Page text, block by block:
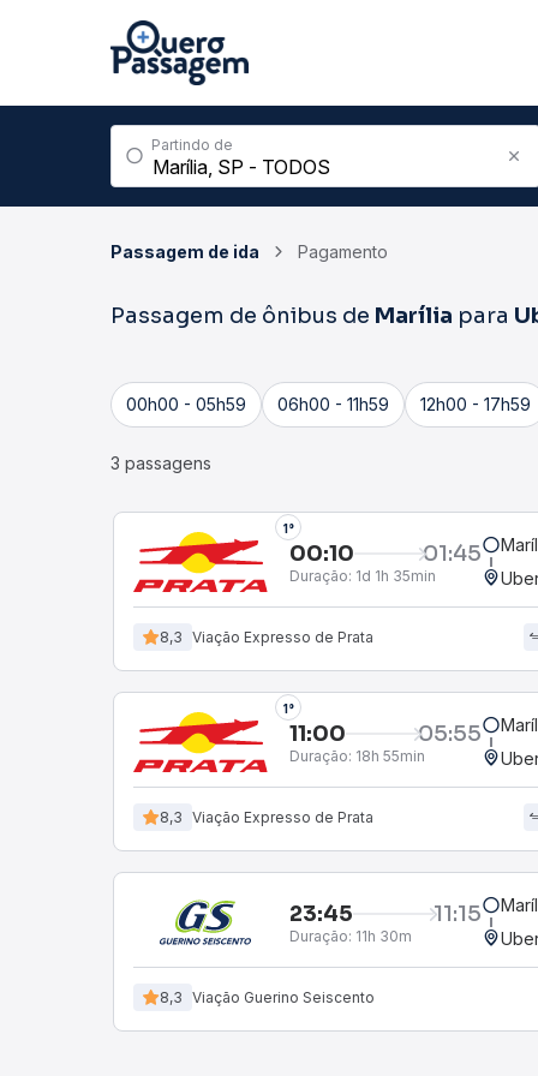
Partindo de
Passagem de ida Pagamento
Passagem de ônibus de Marília para
00h00 - 05h59 06h00 - 11h59 12h00 - 17h59
3 passagens
2°
00:10 01:45
Duração: 1d 1h 35min
8,3 Viação Roderotas
2°
11:00 05:55
Duração: 18h 55min
8,3 Viação Eucatur
23:45 11:15
Duração: 11h 30m
8,3 Viação Guerino Seiscento